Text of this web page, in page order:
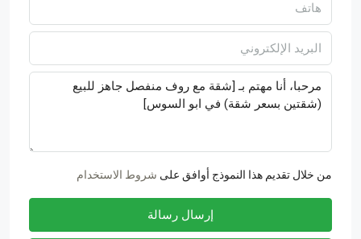
من خلال تقديم هذا النموذج أوافق على شروط الاستخدام
إرسال رسالة